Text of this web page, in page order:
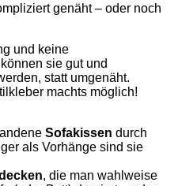
genäht – oder noch
und keine
sie gut und
statt umgenäht.
machts möglich!
Sofakissen durch
als Vorhänge sind sie
, die man wahlweise